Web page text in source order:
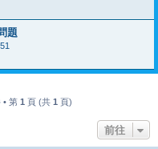
題
• 第 1 頁 (共 1 頁)
前往